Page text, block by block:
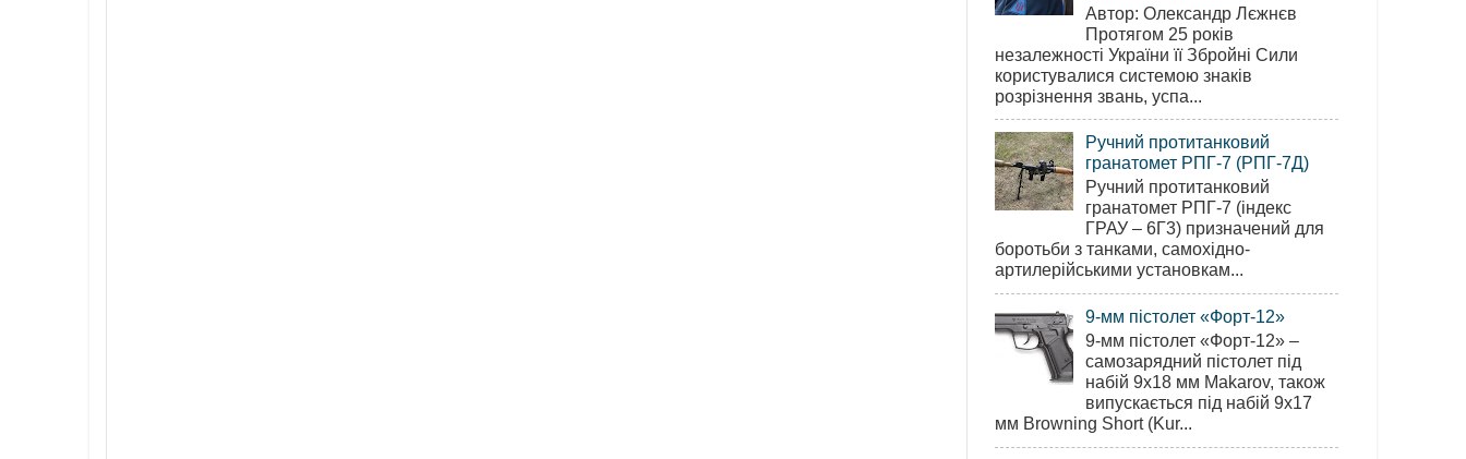
Автор: Олександр Лєжнєв
Протягом 25 років
незалежності України її Збройні Сили
користувалися системою знаків
розрізнення звань, успа...
Ручний протитанковий
гранатомет РПГ-7 (РПГ-7Д)
Ручний протитанковий
гранатомет РПГ-7 (індекс
ГРАУ – 6Г3) призначений для
боротьби з танками, самохідно-
артилерійськими установкам...
9-мм пістолет «Форт-12»
9-мм пістолет «Форт-12» –
самозарядний пістолет під
набій 9х18 мм Makarov, також
випускається під набій 9х17
мм Browning Short (Kur...